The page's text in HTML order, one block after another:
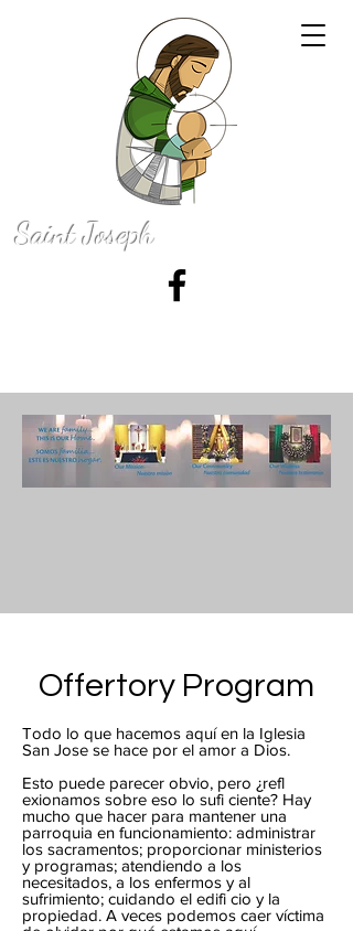
Saint Joseph
Offertory Program
Todo lo que hacemos aquí en la Iglesia
San Jose se hace por el amor a Dios.
Esto puede parecer obvio, pero ¿refl
exionamos sobre eso lo sufi ciente? Hay
mucho que hacer para mantener una
parroquia en funcionamiento: administrar
los sacramentos; proporcionar ministerios
y programas; atendiendo a los
necesitados, a los enfermos y al
sufrimiento; cuidando el edifi cio y la
propiedad. A veces podemos caer víctima